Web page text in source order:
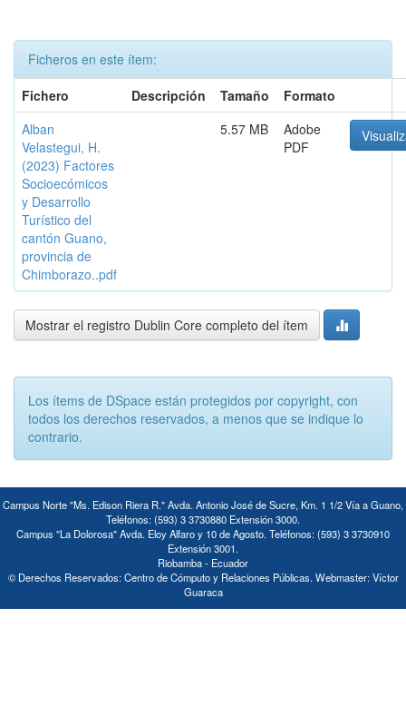
Ficheros en este ítem:
Fichero
Descripción Tamaño
Formato
Alban
Velastegui, H.
(2023) Factores
Socioecómicos
y Desarrollo
Turístico del
cantón Guano,
provincia de
Chimborazo..pdf
5.57 MB
Adobe
PDF
Mostrar el registro Dublin Core completo del ítem
Los ítems de DSpace están protegidos por copyright, con
todos los derechos reservados, a menos que se indique lo
contrario.
Campus Norte "Ms. Edison Riera R." Avda. Antonio José de Sucre, Km. 1 1/2 Vía a Guano,
Teléfonos: (593) 3 3730880 Extensión 3000.
Campus "La Dolorosa" Avda. Eloy Alfaro y 10 de Agosto. Teléfonos: (593) 3 3730910
Extensión 3001.
Riobamba - Ecuador
© Derechos Reservados: Centro de Cómputo y Relaciones Públicas. Webmaster: Víctor
Guaraca